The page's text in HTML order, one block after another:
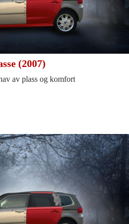
(2007)
av plass og komfort